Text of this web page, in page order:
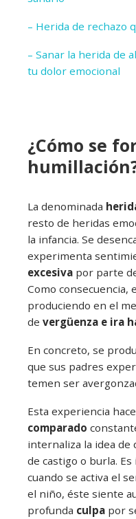
– Herida de rechazo
– Sanar la herida de
tu dolor emocional
¿Cómo se
La denominada
resto de heridas
la infancia. Se
experimenta
excesiva por parte
Como consecuencia,
produciendo en el
de vergüenza e ira
En concreto, se
que sus padres
temen ser
Esta experiencia
comparado
internaliza la idea de
de castigo o burla.
cuando se activa el
el niño, éste siente
profunda culpa por